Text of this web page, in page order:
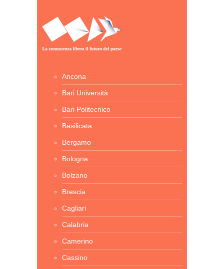
Ancona
Bari Università
Bari Politecnico
Basilicata
Bergamo
Bologna
Bolzano
Brescia
Cagliari
Calabria
Camerino
Cassino